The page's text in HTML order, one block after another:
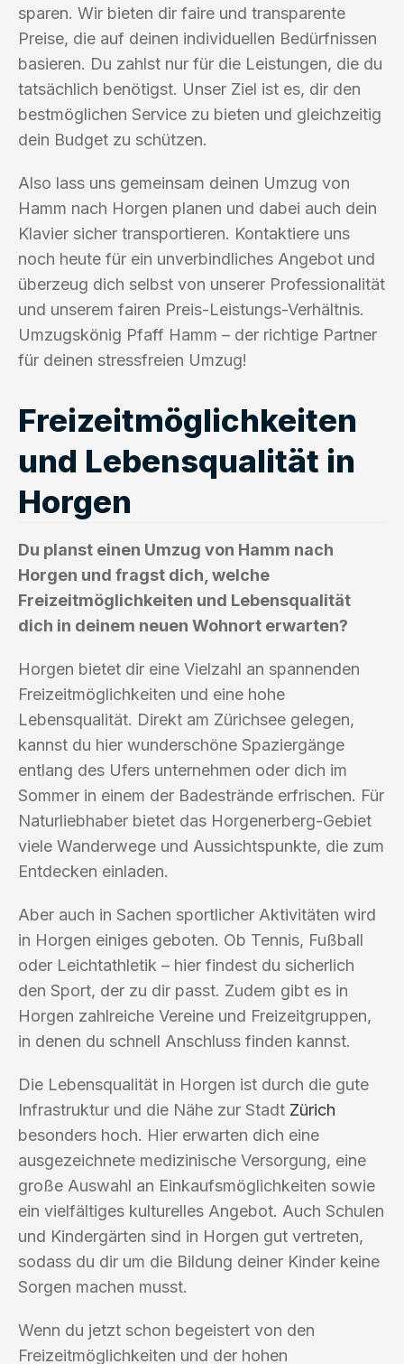
sparen. Wir bieten dir faire und transparente
Preise, die auf deinen individuellen Bedürfnissen
basieren. Du zahlst nur für die Leistungen, die du
tatsächlich benötigst. Unser Ziel ist es, dir den
bestmöglichen Service zu bieten und gleichzeitig
dein Budget zu schützen.
Also lass uns gemeinsam deinen Umzug von
Hamm nach Horgen planen und dabei auch dein
Klavier sicher transportieren. Kontaktiere uns
noch heute für ein unverbindliches Angebot und
überzeug dich selbst von unserer Professionalität
und unserem fairen Preis-Leistungs-Verhältnis.
Umzugskönig Pfaff Hamm – der richtige Partner
für deinen stressfreien Umzug!
Freizeitmöglichkeiten
und Lebensqualität in
Horgen
Du planst einen Umzug von Hamm nach
Horgen und fragst dich, welche
Freizeitmöglichkeiten und Lebensqualität
dich in deinem neuen Wohnort erwarten?
Horgen bietet dir eine Vielzahl an spannenden
Freizeitmöglichkeiten und eine hohe
Lebensqualität. Direkt am Zürichsee gelegen,
kannst du hier wunderschöne Spaziergänge
entlang des Ufers unternehmen oder dich im
Sommer in einem der Badestrände erfrischen. Für
Naturliebhaber bietet das Horgenerberg-Gebiet
viele Wanderwege und Aussichtspunkte, die zum
Entdecken einladen.
Aber auch in Sachen sportlicher Aktivitäten wird
in Horgen einiges geboten. Ob Tennis, Fußball
oder Leichtathletik – hier findest du sicherlich
den Sport, der zu dir passt. Zudem gibt es in
Horgen zahlreiche Vereine und Freizeitgruppen,
in denen du schnell Anschluss finden kannst.
Die Lebensqualität in Horgen ist durch die gute
Infrastruktur und die Nähe zur Stadt Zürich
besonders hoch. Hier erwarten dich eine
ausgezeichnete medizinische Versorgung, eine
große Auswahl an Einkaufsmöglichkeiten sowie
ein vielfältiges kulturelles Angebot. Auch Schulen
und Kindergärten sind in Horgen gut vertreten,
sodass du dir um die Bildung deiner Kinder keine
Sorgen machen musst.
Wenn du jetzt schon begeistert von den
Freizeitmöglichkeiten und der hohen